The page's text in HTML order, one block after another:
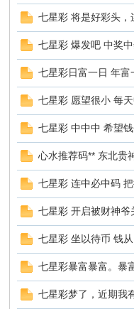
七星彩 将是好彩头，
七星彩 爆发吧 中奖
七星彩日富一日 年富
七星彩 愿望很小 每
七星彩 中中中 希望
心水推荐码** 东北贵
七星彩 连中必中码
七星彩 开启被财神爷
七星彩 坐以待币 钱
七星彩暴富暴富。暴
七星彩梦了，近期我